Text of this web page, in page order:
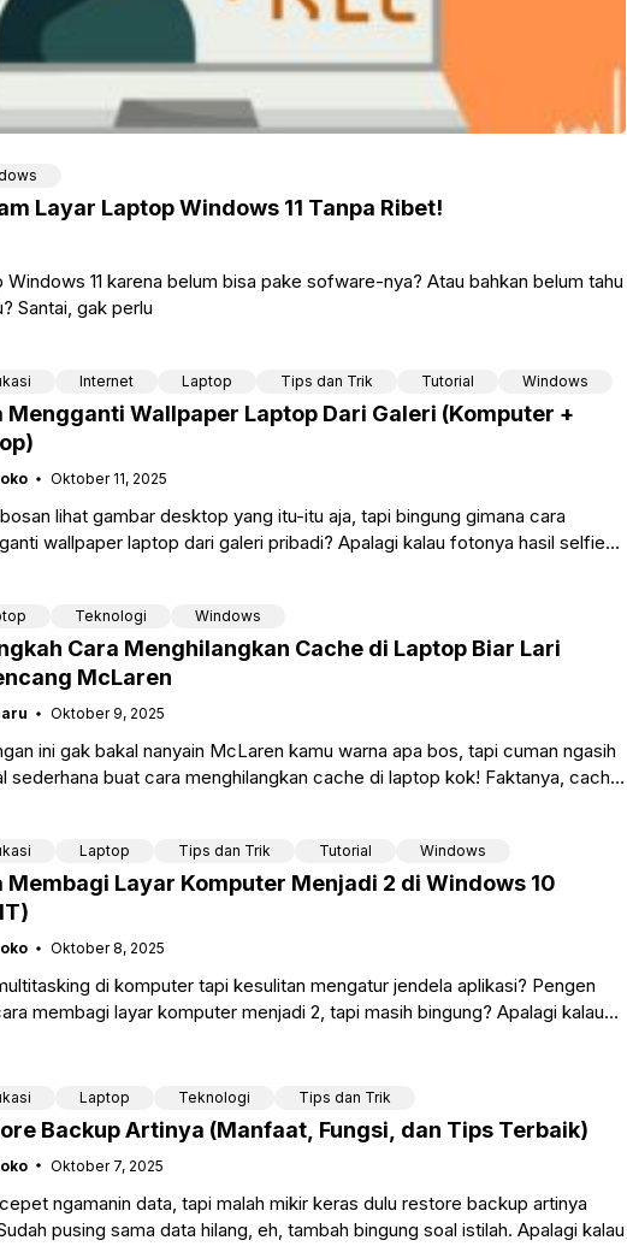
Layar Laptop Windows 11 Tanpa Ribet!
11 karena belum bisa pake sofware-nya? Atau bahkan belum tahu
Santai, gak perlu
Internet Laptop Tips dan Trik Tutorial Windows
Mengganti Wallpaper Laptop Dari Galeri (Komputer +
Oktober 11, 2025
lihat gambar desktop yang itu-itu aja, tapi bingung gimana cara
wallpaper laptop dari galeri pribadi? Apalagi kalau fotonya hasil selfie
Teknologi Windows
Cara Menghilangkan Cache di Laptop Biar Lari
McLaren
Oktober 9, 2025
ini gak bakal nanyain McLaren kamu warna apa bos, tapi cuman ngasih
sederhana buat cara menghilangkan cache di laptop kok! Faktanya, cache
Laptop Tips dan Trik Tutorial Windows
Membagi Layar Komputer Menjadi 2 di Windows 10
Oktober 8, 2025
di komputer tapi kesulitan mengatur jendela aplikasi? Pengen
membagi layar komputer menjadi 2, tapi masih bingung? Apalagi kalau
Laptop Teknologi Tips dan Trik
Backup Artinya (Manfaat, Fungsi, dan Tips Terbaik)
Oktober 7, 2025
ngamanin data, tapi malah mikir keras dulu restore backup artinya
pusing sama data hilang, eh, tambah bingung soal istilah. Apalagi kalau